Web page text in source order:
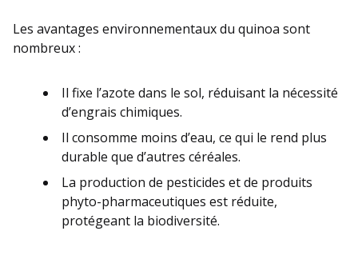
Les avantages environnementaux du quinoa sont
nombreux :
Il fixe l’azote dans le sol, réduisant la nécessité
d’engrais chimiques.
Il consomme moins d’eau, ce qui le rend plus
durable que d’autres céréales.
La production de pesticides et de produits
phyto-pharmaceutiques est réduite,
protégeant la biodiversité.